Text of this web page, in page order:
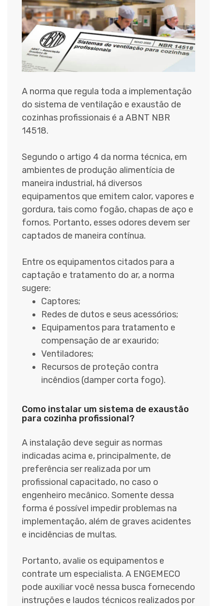
A norma que regula toda a implementação
do sistema de ventilação e exaustão de
cozinhas profissionais é a ABNT NBR
14518.
Segundo o artigo 4 da norma técnica, em
ambientes de produção alimentícia de
maneira industrial, há diversos
equipamentos que emitem calor, vapores e
gordura, tais como fogão, chapas de aço e
fornos. Portanto, esses odores devem ser
captados de maneira contínua.
Entre os equipamentos citados para a
captação e tratamento do ar, a norma
sugere:
Captores;
Redes de dutos e seus acessórios;
Equipamentos para tratamento e
compensação de ar exaurido;
Ventiladores;
Recursos de proteção contra
incêndios (damper corta fogo).
Como instalar um sistema de exaustão
para cozinha profissional?
A instalação deve seguir as normas
indicadas acima e, principalmente, de
preferência ser realizada por um
profissional capacitado, no caso o
engenheiro mecânico. Somente dessa
forma é possível impedir problemas na
implementação, além de graves acidentes
e incidências de multas.
Portanto, avalie os equipamentos e
contrate um especialista. A ENGEMECO
pode auxiliar você nessa busca fornecendo
instruções e laudos técnicos realizados por